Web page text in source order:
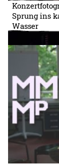
Sprung ins
Wasser